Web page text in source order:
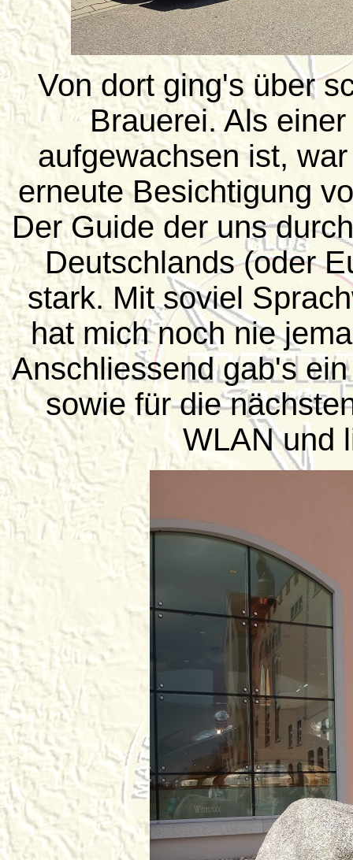
Von dort ging's über
Brauerei. Als
aufgewachsen ist,
erneute Besichtigung
Der Guide der uns
Deutschlands (oder
stark. Mit soviel
hat mich noch nie
Anschliessend gab's
sowie für die
WLAN und